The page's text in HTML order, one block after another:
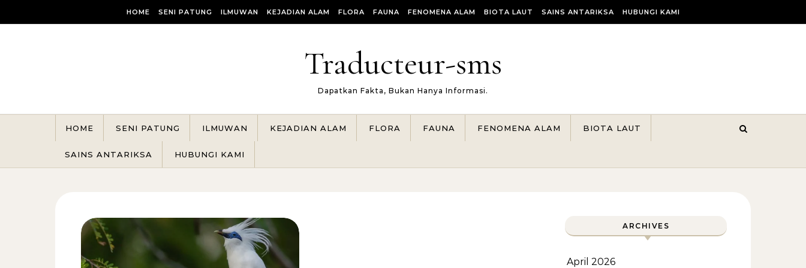
HOME SENI PATUNG ILMUWAN KEJADIAN ALAM FLORA FAUNA FENOMENA ALAM BIOTA LAUT SAINS ANTARIKSA HUBUNGI KAMI
Traducteur-sms
Dapatkan Fakta, Bukan Hanya Informasi.
HOME SENI PATUNG ILMUWAN KEJADIAN ALAM FLORA FAUNA FENOMENA ALAM BIOTA LAUT
SAINS ANTARIKSA HUBUNGI KAMI
ARCHIVES
April 2026